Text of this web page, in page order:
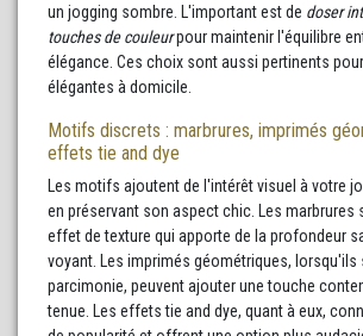
un jogging sombre. L'important est de doser
touches de couleurpour maintenir l'équilibre
élégance. Ces choix sont aussi pertinents
élégantes à domicile.
Motifs discrets : marbrures, imprimés
effets tie and dye
Les motifs ajoutent de l'intérêt visuel à votre
en préservant son aspect chic. Les marbrures
effet de texture qui apporte de la profondeur
voyant. Les imprimés géométriques,
parcimonie, peuvent ajouter une touche
tenue. Les effets tie and dye, quant à eux,